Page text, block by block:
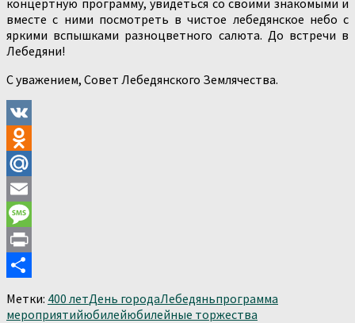
вместе с ними посмотреть в чистое лебедянское небо с
яркими вспышками разноцветного салюта. До встречи в
Лебедяни!
С уважением, Совет Лебедянского Землячества.
VK
Odnoklassniki
Mail.Ru
Email
Message
Print
Метки: 400 летДень городаЛебедяньпрограмма
мероприятийюбилейюбилейные торжества